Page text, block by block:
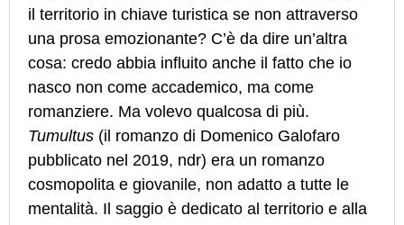
il territorio in chiave turistica se non attraverso
una prosa emozionante? C’è da dire un’altra
cosa: credo abbia influito anche il fatto che io
nasco non come accademico, ma come
romanziere. Ma volevo qualcosa di più.
Tumultus (il romanzo di Domenico Galofaro
pubblicato nel 2019, ndr) era un romanzo
cosmopolita e giovanile, non adatto a tutte le
mentalità. Il saggio è dedicato al territorio e alla